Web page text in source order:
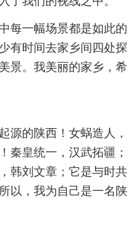
每一幅场景都是如此的
有时间去家乡间四处探
景。我美丽的家乡，希
源的陕西！女蜗造人，
秦皇统一，汉武拓疆；
韩刘文章；它是与时共
以，我为自己是一名陕